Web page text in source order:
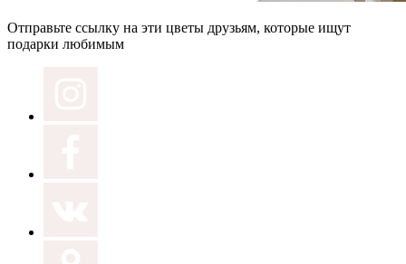
Отправьте ссылку на эти цветы друзьям, которые ищут
подарки любимым